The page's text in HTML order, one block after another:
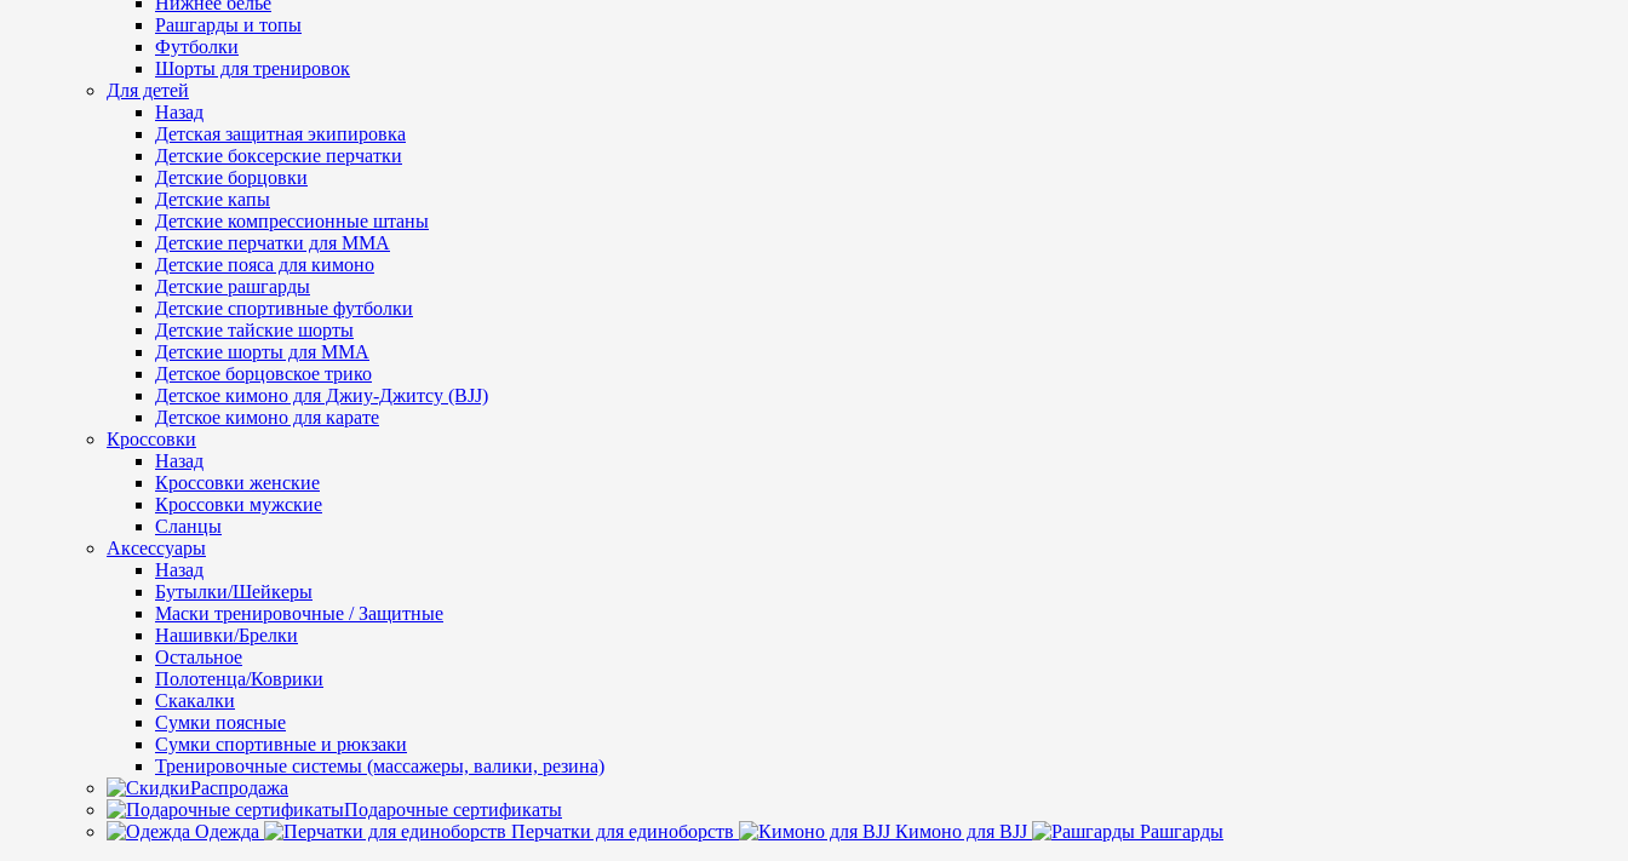
Рашгарды и топы
Футболки
Шорты для тренировок
Для детей
Назад
Детская защитная экипировка
Детские боксерские перчатки
Детские борцовки
Детские капы
Детские компрессионные штаны
Детские перчатки для ММА
Детские пояса для кимоно
Детские рашгарды
Детские спортивные футболки
Детские тайские шорты
Детские шорты для ММА
Детское борцовское трико
Детское кимоно для Джиу-Джитсу (BJJ)
Детское кимоно для карате
Кроссовки
Назад
Кроссовки женские
Кроссовки мужские
Сланцы
Аксессуары
Назад
Бутылки/Шейкеры
Маски тренировочные / Защитные
Нашивки/Брелки
Остальное
Полотенца/Коврики
Скакалки
Сумки поясные
Сумки спортивные и рюкзаки
Тренировочные системы (массажеры, валики, резина)
Распродажа
Подарочные сертификаты
Одежда
Перчатки для единоборств Кимоно для BJJ
Рашгарды